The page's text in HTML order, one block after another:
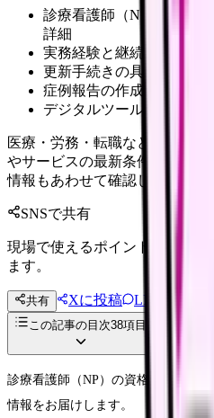
診療看護師（NP）の資格
詳細
実務経験と継続教育の効
更新手続きの具体的なス
症例報告の作成から提出
デジタルツールを活用し
医療・労務・転職など判断に
やサービスの最新条件は公的
情報もあわせて確認してくださ
SNSで共有
現場で使えるポイントを、同
ます。
共有 Xに投稿 LINE
投
この記事の目次38項目
診療看護師（NP）の資格更新に向
情報をお届けします。